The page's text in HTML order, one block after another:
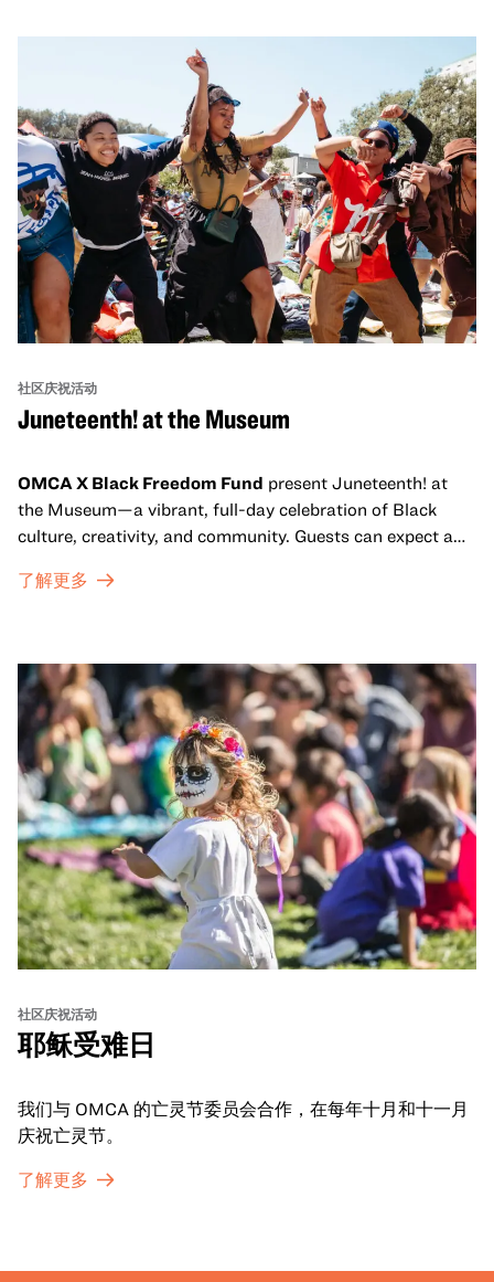
社区庆祝活动
Juneteenth! at the Museum
OMCA X Black Freedom Fund present Juneteenth! at
the Museum—a vibrant, full-day celebration of Black
culture, creativity, and community. Guests can expect a
sets from boundary-pushing artists, delicious offerings
move, make, and connect in celebration of Black culture.
了解更多
社区庆祝活动
耶稣受难日
我们与 OMCA 的亡灵节委员会合作，在每年十月和十一月
庆祝亡灵节。
了解更多